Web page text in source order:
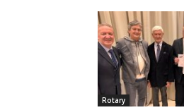
Rotary